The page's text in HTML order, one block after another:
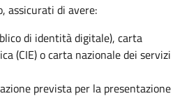
assicurati di avere:
di identità digitale), carta
(CIE) o carta nazionale dei servizi
prevista per la presentazione